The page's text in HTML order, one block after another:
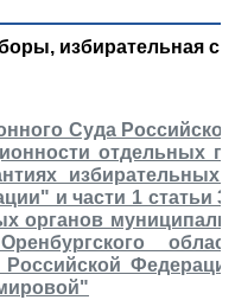
избирательная
Суда
отдельных
и части 1 статьи
органов
Российской